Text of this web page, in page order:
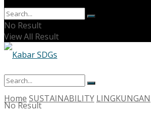
No Result
View All Result
No Result
Home SUSTAINABILITY LINGKUNGAN